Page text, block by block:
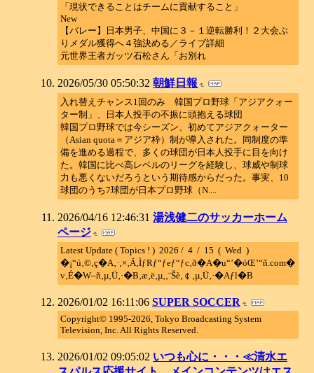
「現状できることはチームに貢献すること」
New
【バレー】日本男子、中国に３－１逆転勝利！２大会ぶ
りメダル獲得へ４強決める／ライブ詳細
元世界王者ガッツ石松さん「お別れ
2026/05/30 05:50:32 朝鮮日報
入れ替えチャンス1回のみ 韓国プロ野球「アジアクォー
ター制」、日本人投手の不振に頭抱える球団
韓国プロ野球では今シーズン、初めてアジアクォーター
（Asian quota＝アジア枠）制が導入された。同制度の準
備を進める過程で、多くの球団が日本人投手に目を向け
た。韓国に比べ高レベルのリーグを経験し、球威や制球
力も悪くないだろうという期待感からだった。事実、10
球団のうち7球団が日本プロ野球（N....
2026/04/16 12:46:31 湯浅健二のサッカーホーム
ページ
Latest Update ( Topics ! ) 2026 / 4 / 15 ( Wed )
�¡“ú‚©‚ç�A‚·‚×‚Ä‚ÌƒRƒ“ƒeƒ“ƒc‚ð�A�u“’�óŒ’“ñ.com�
v‚É�W–ñ‚µ‚Ü‚·�B‚æ‚ë‚µ‚­‚¨Šè‚￠‚µ‚Ü‚·�Aƒl�B
2026/01/02 16:11:06 SUPER SOCCER
Copyright© 1995-2026, Tokyo Broadcasting System
Television, Inc. All Rights Reserved.
2026/01/02 09:05:02 いつも心に・・・≪清水エ